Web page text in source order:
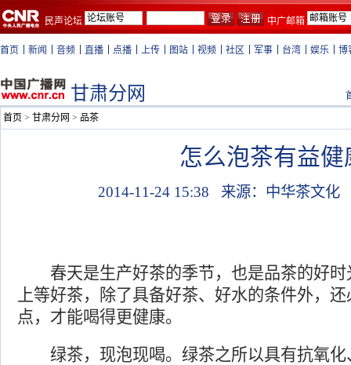
民声论坛 中广邮箱
首页 新闻 音频 直播 点播 上传 图站 视频 社区 军事 台湾 娱乐 博
甘肃分网
首页 > 甘肃分网 > 品茶
怎么泡茶有益健
2014-11-24 15:38 来源：中华茶文
春天是生产好茶的季节，也是品茶的好
上等好茶，除了具备好茶、好水的条件外，
点，才能喝得更健康。
绿茶，现泡现喝。绿茶之所以具有抗氧化